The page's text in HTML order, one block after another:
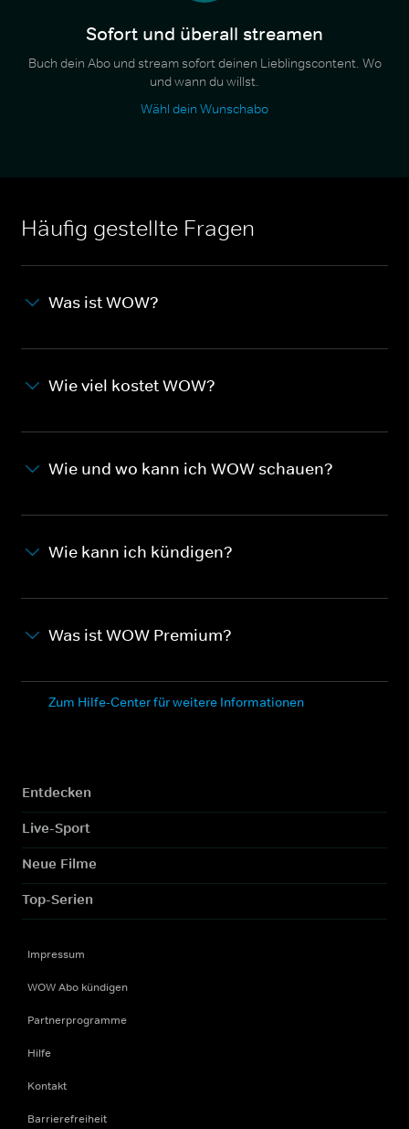
Sofort und überall streamen
Buch dein Abo und stream sofort deinen Lieblingscontent. Wo
und wann du willst.
Wähl dein Wunschabo
Häufig gestellte Fragen
Was ist WOW?
Wie viel kostet WOW?
Wie und wo kann ich WOW schauen?
Wie kann ich kündigen?
Was ist WOW Premium?
Zum Hilfe-Center für weitere Informationen
Entdecken
Live-Sport
Neue Filme
Top-Serien
Impressum
WOW Abo kündigen
Partnerprogramme
Hilfe
Kontakt
Barrierefreiheit